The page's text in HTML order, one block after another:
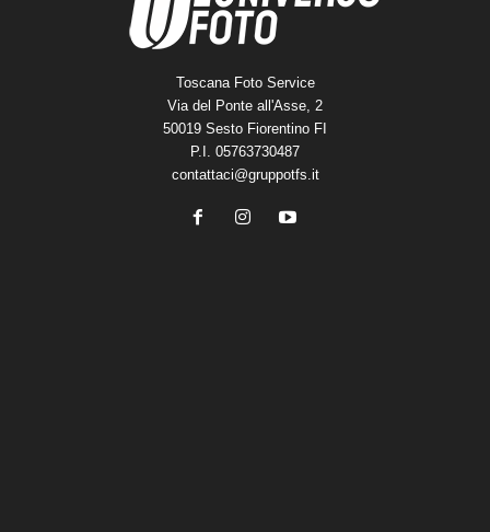
Toscana Foto Service
Via del Ponte all'Asse, 2
50019 Sesto Fiorentino FI
P.I. 05763730487
contattaci@gruppotfs.it